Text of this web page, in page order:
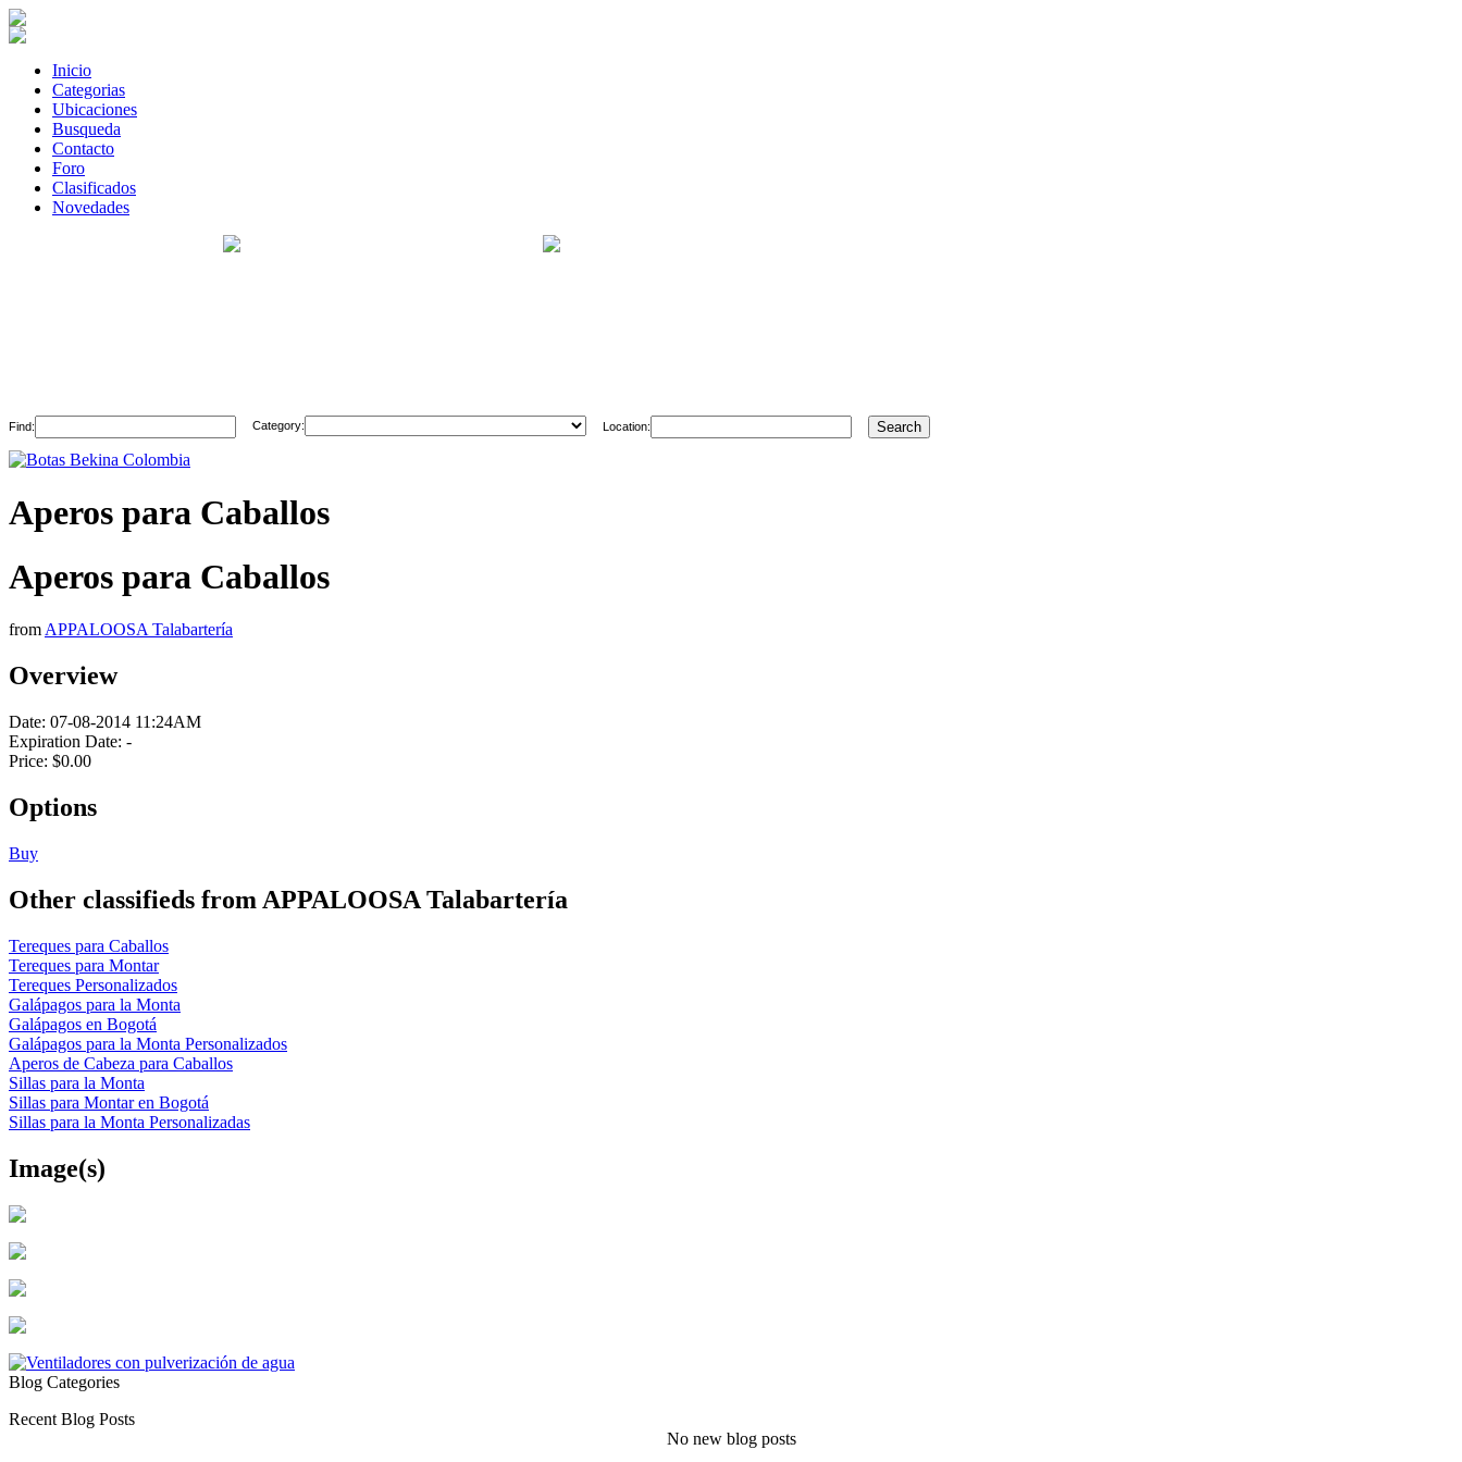
Inicio
Categorias
Ubicaciones
Busqueda
Contacto
Foro
Clasificados
Novedades
Find: Category: Location:
Aperos para Caballos
Aperos para Caballos
from APPALOOSA Talabartería
Overview
Date: 07-08-2014 11:24AM
Expiration Date: -
Price: $0.00
Options
Buy
Other classifieds from APPALOOSA Talabartería
Tereques para Caballos
Tereques para Montar
Tereques Personalizados
Galápagos para la Monta
Galápagos en Bogotá
Galápagos para la Monta Personalizados
Aperos de Cabeza para Caballos
Sillas para la Monta
Sillas para Montar en Bogotá
Sillas para la Monta Personalizadas
Image(s)
Blog Categories
Recent Blog Posts
No new blog posts